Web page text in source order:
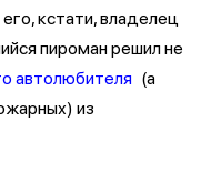
кстати, владелец
пироман решил не
автолюбителя (а
из